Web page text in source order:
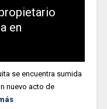
en
se encuentra sumida
nuevo acto de